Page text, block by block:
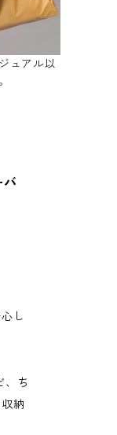
ュアル以
し
、ち
納